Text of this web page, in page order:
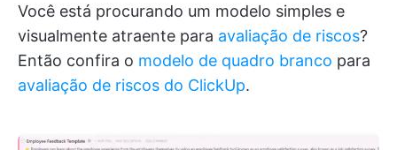
Você está procurando um modelo simples e
visualmente atraente para avaliação de riscos?
Então confira o modelo de quadro branco para
avaliação de riscos do ClickUp.